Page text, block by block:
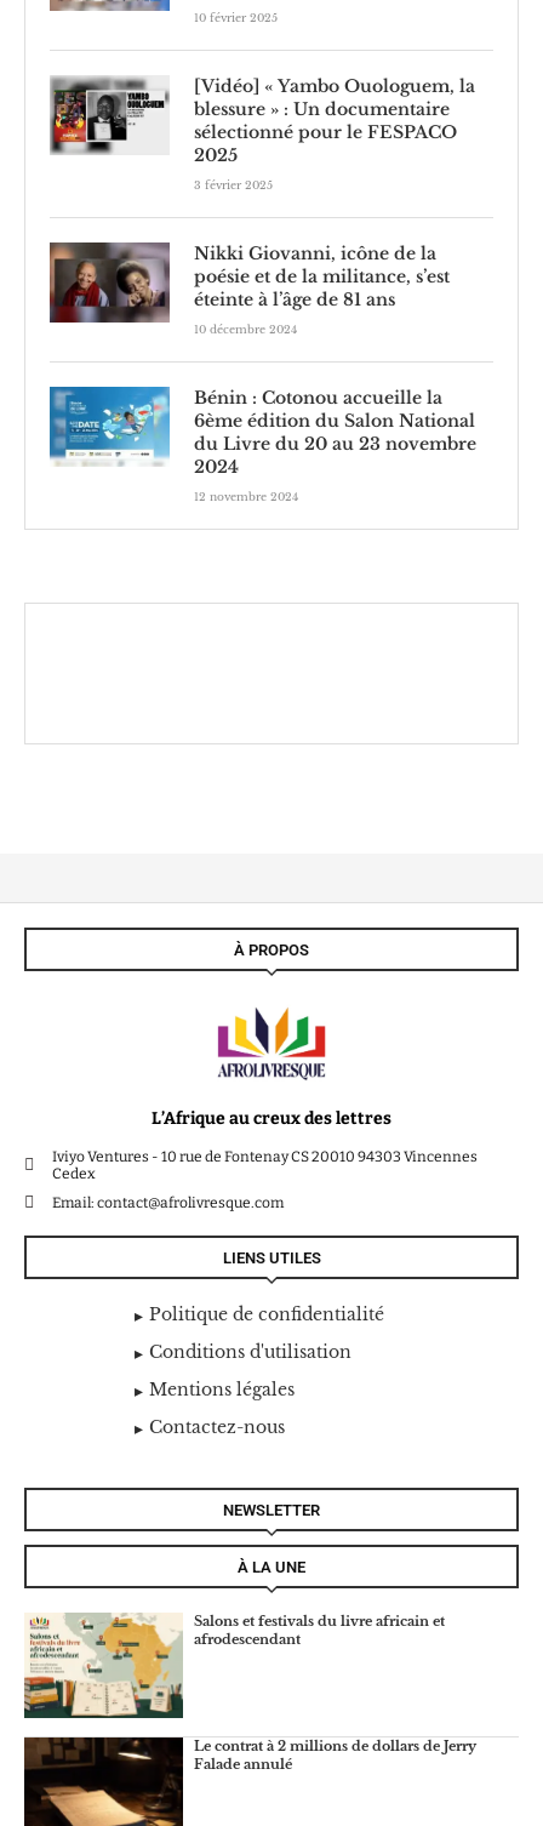
10 février 2025
[Vidéo] « Yambo Ouologuem, la
blessure » : Un documentaire
sélectionné pour le FESPACO
2025
3 février 2025
Nikki Giovanni, icône de la
poésie et de la militance, s’est
éteinte à l’âge de 81 ans
10 décembre 2024
Bénin : Cotonou accueille la
6ème édition du Salon National
du Livre du 20 au 23 novembre
2024
12 novembre 2024
À PROPOS
L’Afrique au creux des lettres
Iviyo Ventures - 10 rue de Fontenay CS 20010 94303 Vincennes
Cedex
Email: contact@afrolivresque.com
LIENS UTILES
Politique de confidentialité
Conditions d'utilisation
Mentions légales
Contactez-nous
NEWSLETTER
À LA UNE
Salons et festivals du livre africain et
afrodescendant
Le contrat à 2 millions de dollars de Jerry
Falade annulé